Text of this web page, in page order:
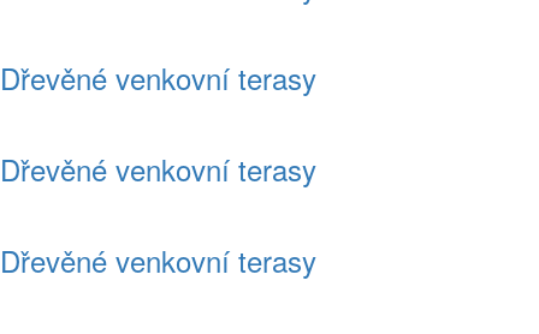
Dřevěné venkovní terasy
Dřevěné venkovní terasy
Dřevěné venkovní terasy